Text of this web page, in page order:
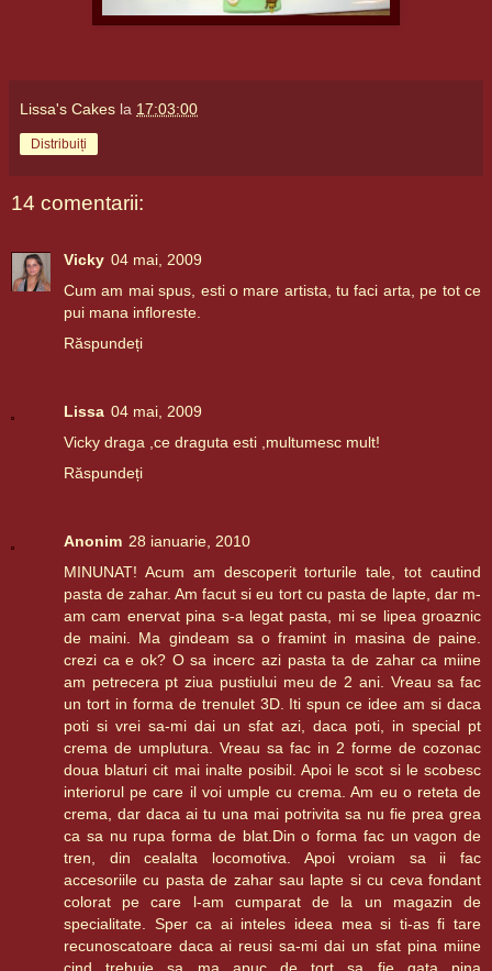
Lissa's Cakes la 17:03:00
Distribuiți
14 comentarii:
Vicky 04 mai, 2009
Cum am mai spus, esti o mare artista, tu faci arta, pe tot ce
pui mana infloreste.
Răspundeți
Lissa 04 mai, 2009
Vicky draga ,ce draguta esti ,multumesc mult!
Răspundeți
Anonim 28 ianuarie, 2010
MINUNAT! Acum am descoperit torturile tale, tot cautind
pasta de zahar. Am facut si eu tort cu pasta de lapte, dar m-
am cam enervat pina s-a legat pasta, mi se lipea groaznic
de maini. Ma gindeam sa o framint in masina de paine.
crezi ca e ok? O sa incerc azi pasta ta de zahar ca miine
am petrecera pt ziua pustiului meu de 2 ani. Vreau sa fac
un tort in forma de trenulet 3D. Iti spun ce idee am si daca
poti si vrei sa-mi dai un sfat azi, daca poti, in special pt
crema de umplutura. Vreau sa fac in 2 forme de cozonac
doua blaturi cit mai inalte posibil. Apoi le scot si le scobesc
interiorul pe care il voi umple cu crema. Am eu o reteta de
crema, dar daca ai tu una mai potrivita sa nu fie prea grea
ca sa nu rupa forma de blat.Din o forma fac un vagon de
tren, din cealalta locomotiva. Apoi vroiam sa ii fac
accesoriile cu pasta de zahar sau lapte si cu ceva fondant
colorat pe care l-am cumparat de la un magazin de
specialitate. Sper ca ai inteles ideea mea si ti-as fi tare
recunoscatoare daca ai reusi sa-mi dai un sfat pina miine